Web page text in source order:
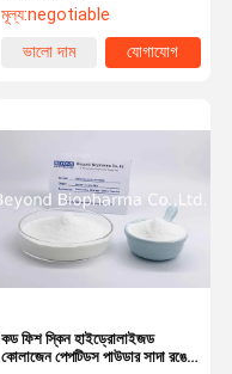
মূল্য:negotiable
ভালো দাম
যোগাযোগ
কড ফিশ স্কিন হাইড্রোলাইজড
কোলাজেন পেপটিডস পাউডার সাদা রঙের